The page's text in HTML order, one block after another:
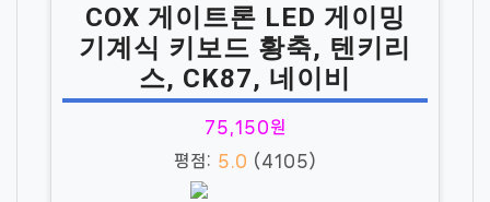
COX 게이트론 LED 게이밍
기계식 키보드 황축, 텐키리
스, CK87, 네이비
75,150원
평점: 5.0 (4105)